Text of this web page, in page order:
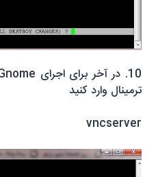
ترمینال وارد کنید
vncserver